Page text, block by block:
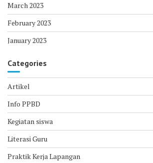
March 2023
February 2023
January 2023
Categories
Artikel
Info PPBD
Kegiatan siswa
Literasi Guru
Praktik Kerja Lapangan